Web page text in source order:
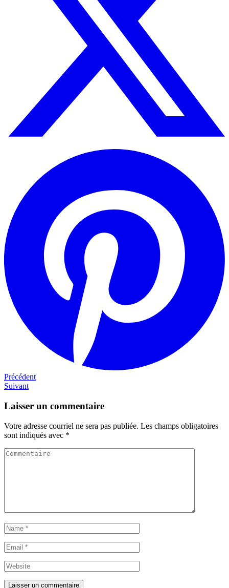
Navigation
de
l'article
PrécédentPrécédent
SuivantNext
Laisser un commentaire
Votre adresse courriel ne sera pas publiée. Les champs obligatoires
sont indiqués avec *